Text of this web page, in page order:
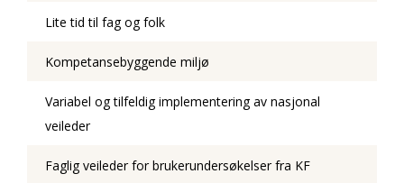
Lite tid til fag og folk
Kompetansebyggende miljø
Variabel og tilfeldig implementering av nasjonal
veileder
Faglig veileder for brukerundersøkelser fra KF